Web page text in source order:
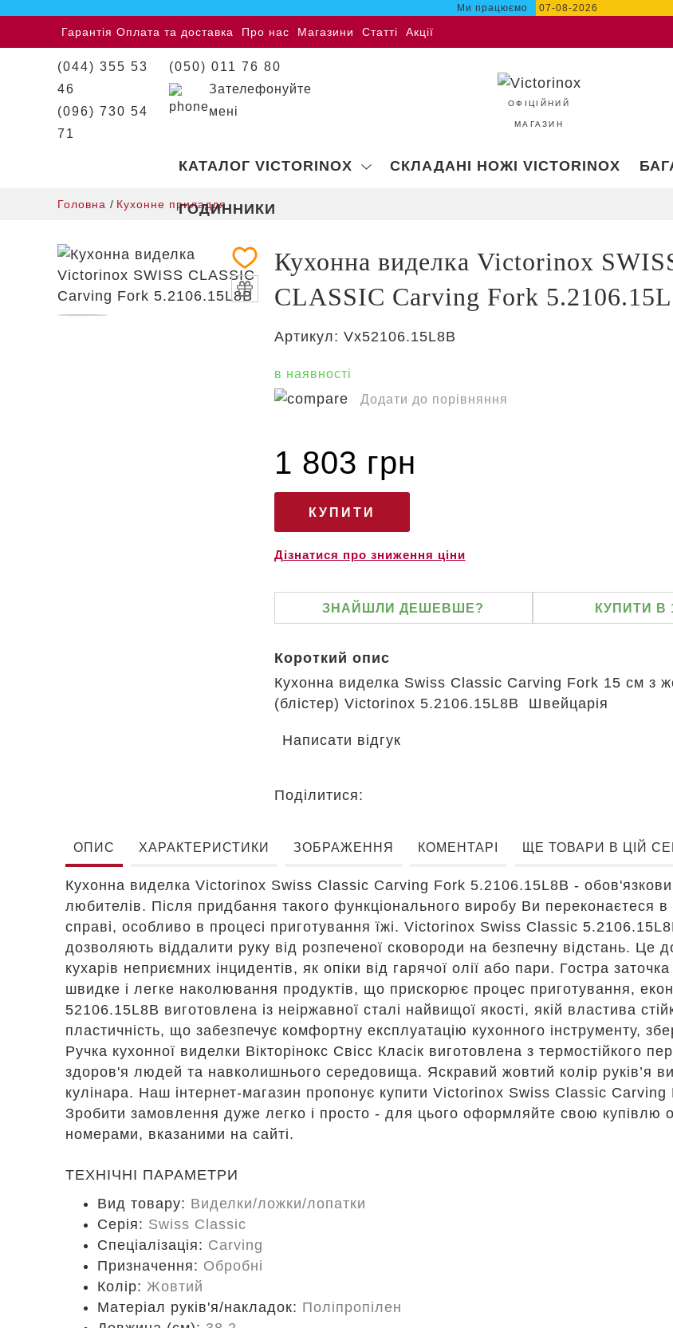
Ми працюємо 07-08-2026
Гарантія Оплата та доставка Про нас Магазини Статті Акції
(044) 355 53
46
(096) 730 54
71
(050) 011 76 80
Зателефонуйте
мені
ОФІЦІЙНИЙ
МАГАЗИН
КАТАЛОГ VICTORINOX СКЛАДАНІ НОЖІ VICTORINOX
ГОДИННИКИ
Головна / Кухонне приладдя
Кухонна виделка Victorinox
CLASSIC Carving Fork
Артикул: Vx52106.15L8B
в наявності
Додати до порівняння
1 803 грн
Дізнатися про зниження ціни
ЗНАЙШЛИ ДЕШЕВШЕ? КУПИТИ В
Короткий опис
Кухонна виделка Swiss Classic Carving Fork 15 см з
(блістер) Victorinox 5.2106.15L8B Швейцарія
Написати відгук
Поділитися:
ОПИС ХАРАКТЕРИСТИКИ ЗОБРАЖЕННЯ КОМЕНТАРІ ЩЕ ТОВАРИ В ЦІЙ
Кухонна виделка Victorinox Swiss Classic Carving Fork 5.2106.15L8B -
любителів. Після придбання такого функціонального виробу Ви переконаєтеся в
справі, особливо в процесі приготування їжі. Victorinox Swiss Classic
дозволяють віддалити руку від розпеченої сковороди на безпечну відстань. Це
кухарів неприємних інцидентів, як опіки від гарячої олії або пари. Гостра
швидке і легке наколювання продуктів, що прискорює процес приготування,
52106.15L8B виготовлена із неіржавної сталі найвищої якості, якій властива
пластичність, що забезпечує комфортну експлуатацію кухонного інструменту,
Ручка кухонної виделки Вікторінокс Свісс Класік виготовлена з термостійкого
здоров'я людей та навколишнього середовища. Яскравий жовтий колір руків’я
кулінара. Наш інтернет-магазин пропонує купити Victorinox Swiss Classic
Зробити замовлення дуже легко і просто - для цього оформляйте свою купівлю
номерами, вказаними на сайті.
ТЕХНІЧНІ ПАРАМЕТРИ
Вид товару: Виделки/ложки/лопатки
Серія: Swiss Classic
Спеціалізація: Carving
Призначення: Обробні
Колір: Жовтий
Матеріал руків'я/накладок: Поліпропілен